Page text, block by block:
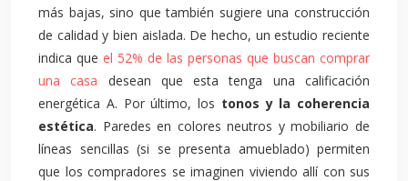
más bajas, sino que también sugiere una construcción
de calidad y bien aislada. De hecho, un estudio reciente
indica que el 52% de las personas que buscan comprar
una casa desean que esta tenga una calificación
energética A. Por último, los tonos y la coherencia
estética. Paredes en colores neutros y mobiliario de
líneas sencillas (si se presenta amueblado) permiten
que los compradores se imaginen viviendo allí con sus